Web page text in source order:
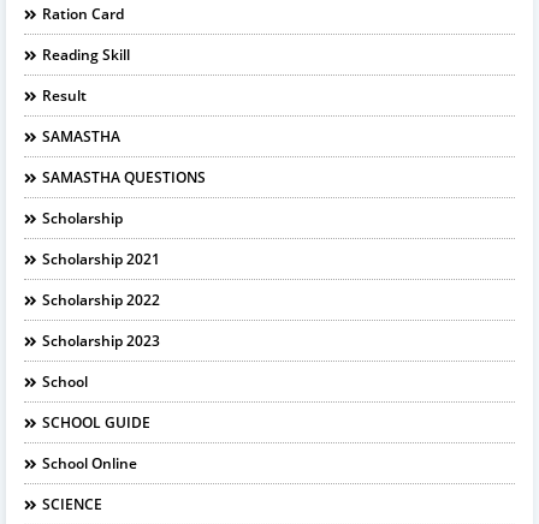
Ration Card
Reading Skill
Result
SAMASTHA
SAMASTHA QUESTIONS
Scholarship
Scholarship 2021
Scholarship 2022
Scholarship 2023
School
SCHOOL GUIDE
School Online
SCIENCE